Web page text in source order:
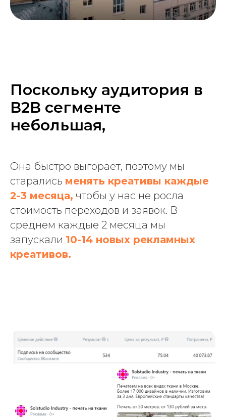
Поскольку аудитория в
В2В сегменте
небольшая,
Она быстро выгорает, поэтому мы
старались менять креативы каждые
2-3 месяца, чтобы у нас не росла
стоимость переходов и заявок. В
среднем каждые 2 месяца мы
запускали 10-14 новых рекламных
креативов.